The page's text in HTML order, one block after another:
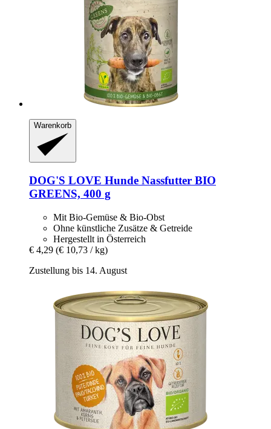
Warenkorb
DOG'S LOVE Hunde Nassfutter BIO
GREENS, 400 g
Mit Bio-Gemüse & Bio-Obst
Ohne künstliche Zusätze & Getreide
Hergestellt in Österreich
€ 4,29 (€ 10,73 / kg)
Zustellung bis 14. August